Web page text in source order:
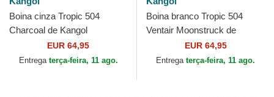
Boina cinza Tropic 504
Charcoal de Kangol
EUR 64,95
Entrega terça-feira, 11 ago.
Boina branco Tropic 504
Ventair Moonstruck de
EUR 64,95
Entrega terça-feira, 11 ago.